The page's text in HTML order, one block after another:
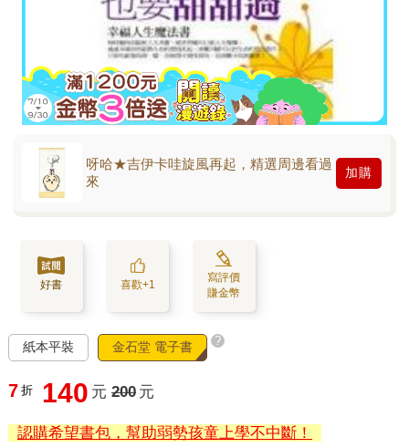
呀哈★吉伊卡哇旋風再起，精選周邊看過
來
加購
好書 喜歡+1
寫評價
賺金幣
紙本平裝 金石堂 電子書 ?
7 折 140 元 200 元
認購希望書包，幫助弱勢孩童上學不中斷！